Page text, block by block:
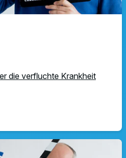
die verfluchte Krankheit